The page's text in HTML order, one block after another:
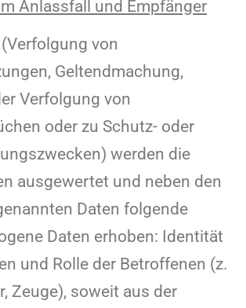
Anlassfall und Empfänger
von
Geltendmachung,
Verfolgung von
oder zu Schutz- oder
werden die
ausgewertet und neben den
Daten folgende
Daten erhoben: Identität
und Rolle der Betroffenen (z.
Zeuge), soweit aus der